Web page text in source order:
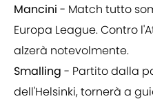
Mancini - Match tutto
Europa League. Contro
alzerà notevolmente.
Smalling - Partito dalla
dell'Helsinki, tornerà a